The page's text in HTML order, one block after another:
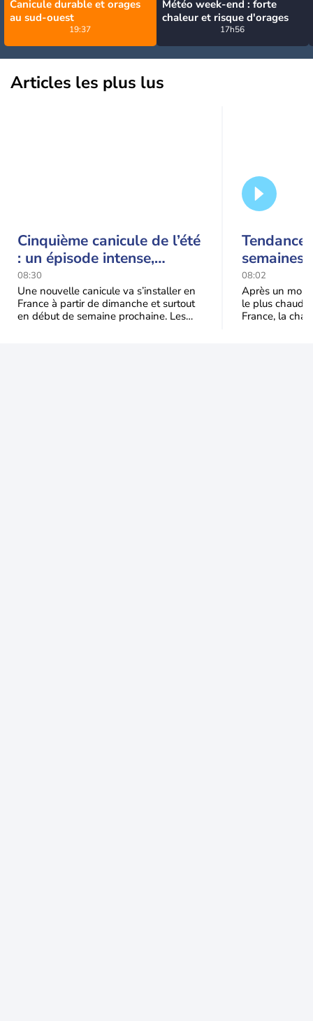
Canicule durable et orages
au sud-ouest
19:37
Météo week-end : forte
chaleur et risque d'orages
17h56
Articles les plus lus
Cinquième canicule de l’été
: un épisode intense,
durable et étendu la
semaine prochaine
08:30
Une nouvelle canicule va s’installer en
France à partir de dimanche et surtout
en début de semaine prochaine. Les
Tendance
semaines
septembre
08:02
Après un
le plus chaud
France, la